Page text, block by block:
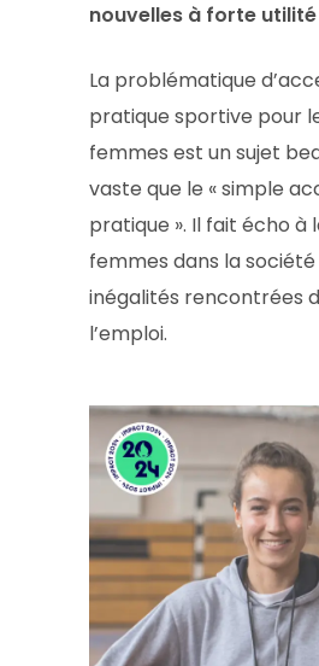
nouvelles à forte
La problématique
pratique sportive pour
femmes est un sujet
vaste que le « simple
pratique ». Il fait écho à
femmes dans la
inégalités rencontrées
l’emploi.